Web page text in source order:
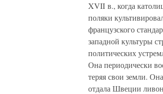
XVII в., когда
поляки
французского
западной культуры
политических
Она периодически
теряя свои земли.
отдала Швеции